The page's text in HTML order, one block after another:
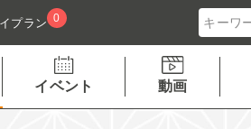
プラン 0
イベント 動画